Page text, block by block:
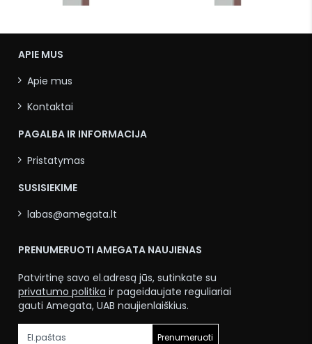
APIE MUS
Apie mus
Kontaktai
PAGALBA IR INFORMACIJA
Pristatymas
SUSISIEKIME
labas@amegata.lt
PRENUMERUOTI AMEGATA NAUJIENAS
Patvirtinę savo el.adresą jūs, sutinkate su
privatumo politika ir pageidaujate reguliariai
gauti Amegata, UAB naujienlaiškius.
Prenumeruoti